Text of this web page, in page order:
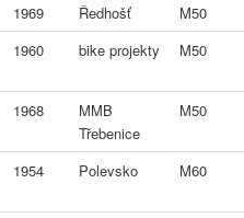
1969 Ředhošť
M50
1960 bike projekty M50
1968
MMB
Třebenice
M50
1954 Polevsko M60